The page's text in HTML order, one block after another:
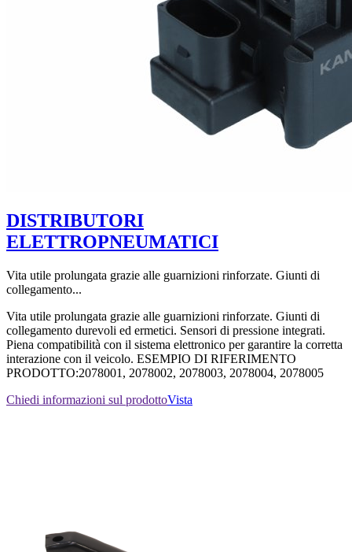
DISTRIBUTORI
ELETTROPNEUMATICI
Vita utile prolungata grazie alle guarnizioni rinforzate. Giunti di
collegamento...
Vita utile prolungata grazie alle guarnizioni rinforzate. Giunti di
collegamento durevoli ed ermetici. Sensori di pressione integrati.
Piena compatibilità con il sistema elettronico per garantire la corretta
interazione con il veicolo. ESEMPIO DI RIFERIMENTO
PRODOTTO:2078001, 2078002, 2078003, 2078004, 2078005
Chiedi informazioni sul prodottoVista